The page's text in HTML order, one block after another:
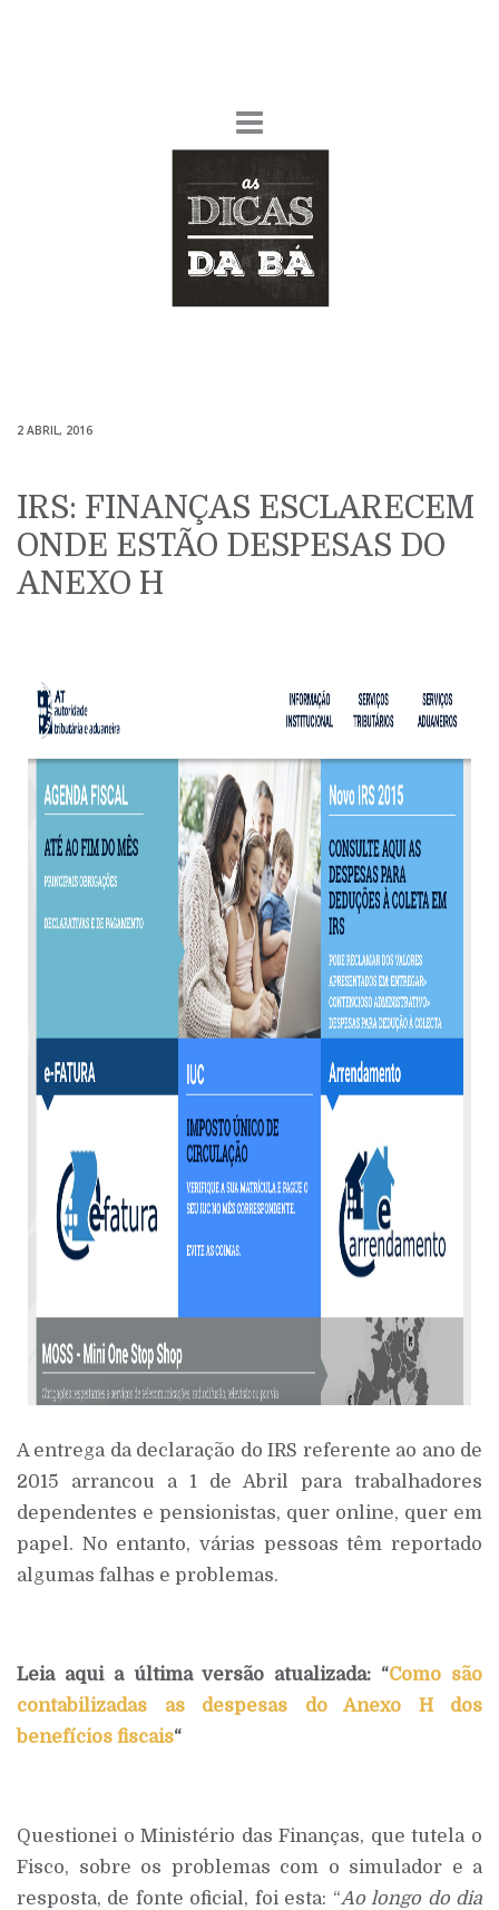
2 ABRIL, 2016
IRS: FINANÇAS ESCLARECEM
ONDE ESTÃO DESPESAS DO
ANEXO H
A entrega da declaração do IRS referente ao ano de
2015 arrancou a 1 de Abril para trabalhadores
dependentes e pensionistas, quer online, quer em
papel. No entanto, várias pessoas têm reportado
algumas falhas e problemas.
Leia aqui a última versão atualizada: “Como são
contabilizadas as despesas do Anexo H dos
benefícios fiscais“
Questionei o Ministério das Finanças, que tutela o
Fisco, sobre os problemas com o simulador e a
resposta, de fonte oficial, foi esta: “Ao longo do dia